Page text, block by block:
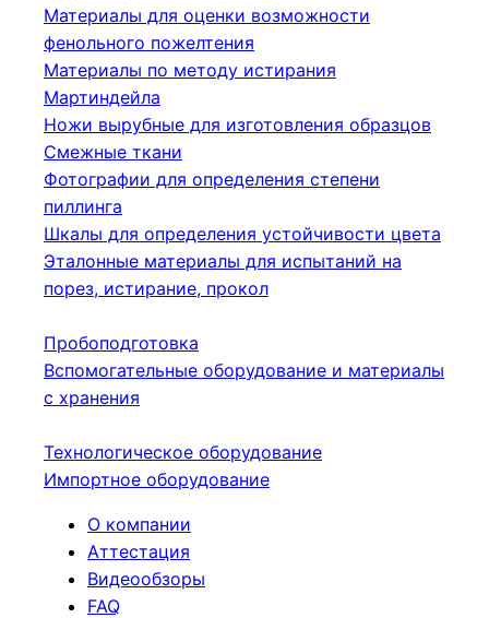
Материалы для оценки возможности
фенольного пожелтения
Материалы по методу истирания
Мартиндейла
Ножи вырубные для изготовления образцов
Смежные ткани
Фотографии для определения степени
пиллинга
Шкалы для определения устойчивости цвета
Эталонные материалы для испытаний на
порез, истирание, прокол
Пробоподготовка
Вспомогательные оборудование и материалы
с хранения
Технологическое оборудование
Импортное оборудование
О компании
Аттестация
Видеообзоры
FAQ